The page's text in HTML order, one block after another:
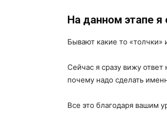
На данном этапе я
Бывают какие то
Сейчас я сразу вижу
почему надо сделать
Все это благодаря вашим